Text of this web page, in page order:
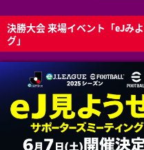
決勝大会 来場イベント「eJみ
グ」